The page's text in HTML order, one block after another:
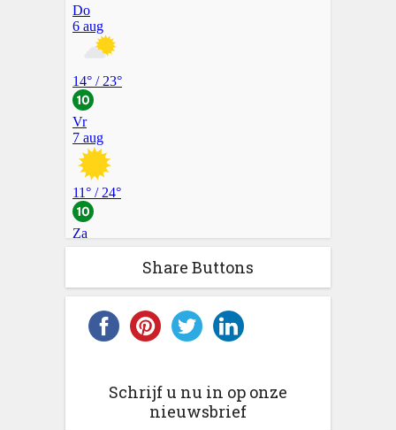
Share Buttons
Schrijf u nu in op onze
nieuwsbrief